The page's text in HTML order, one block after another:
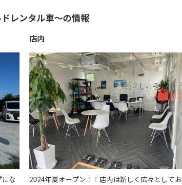
レンタル車～の情報
な
店内
2024年夏オープン！！店内は新しく広々としてお